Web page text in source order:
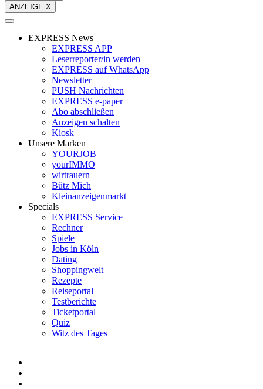
ANZEIGE X
EXPRESS News
EXPRESS APP
Leserreporter/in werden
EXPRESS auf WhatsApp
Newsletter
PUSH Nachrichten
EXPRESS e-paper
Abo abschließen
Anzeigen schalten
Kiosk
Unsere Marken
YOURJOB
yourIMMO
wirtrauern
Bütz Mich
Kleinanzeigenmarkt
Specials
EXPRESS Service
Rechner
Spiele
Jobs in Köln
Dating
Shoppingwelt
Rezepte
Reiseportal
Testberichte
Ticketportal
Quiz
Witz des Tages